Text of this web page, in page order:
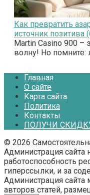
Как превратить
источник позитива
Martin Casino 900 –
волну! Но помните:
Главная
О сайте
Карта сайта
Политика
Контакты
ПОЛУЧИ
© 2026
Администрация сайта
работоспособность
гиперссылки, и за
Администрация сайта
авторов статей,